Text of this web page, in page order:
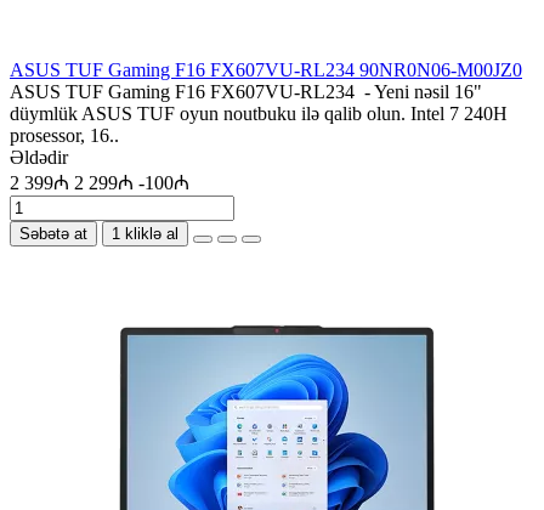
ASUS TUF Gaming F16 FX607VU-RL234 90NR0N06-M00JZ0
ASUS TUF Gaming F16 FX607VU-RL234 - Yeni nəsil 16"
düymlük ASUS TUF oyun noutbuku ilə qalib olun. Intel 7 240H
prosessor, 16..
Əldədir
2 399₼ 2 299₼ -100₼
Səbətə at 1 kliklə al